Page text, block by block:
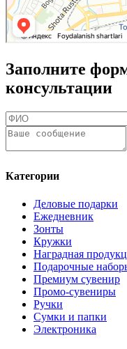
Заполните
консультации
Категории
Деловые подарки
Ежедневник
Зонты
Кружки
Наградная
Подарочные
Премиум сувенир
Промо-сувениры
Ручки
Сумки и папки
Электроника